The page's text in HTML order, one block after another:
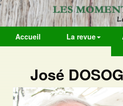
Accueil La revue
José